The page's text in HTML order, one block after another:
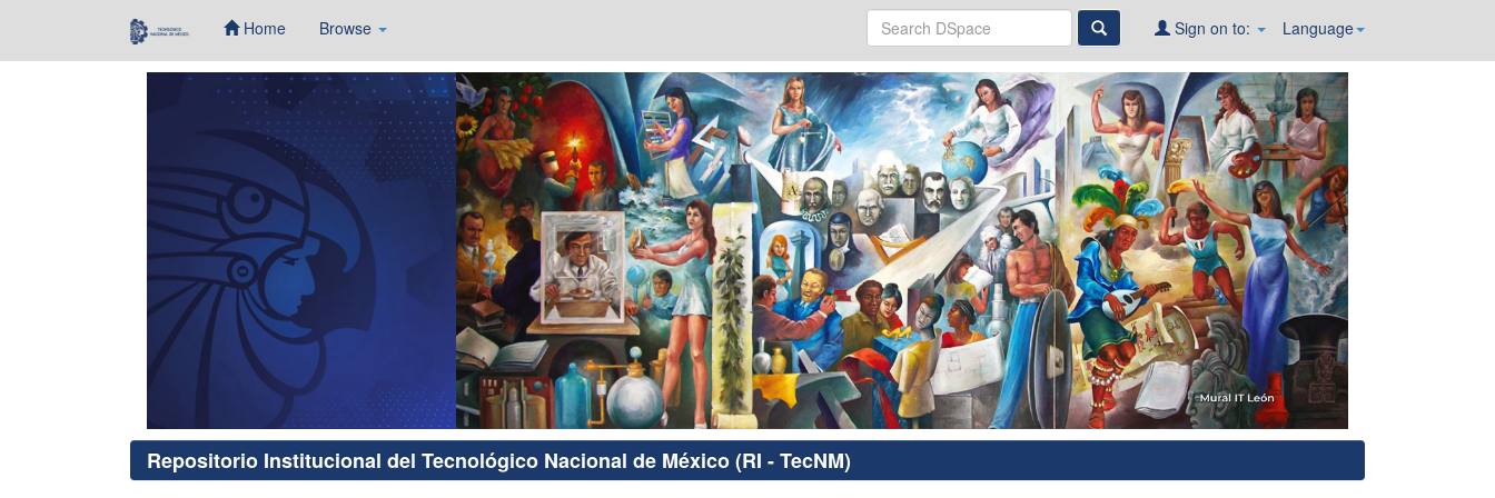
Home Browse Language
Sign on to:
Repositorio Institucional del Tecnológico Nacional de México (RI - TecNM)